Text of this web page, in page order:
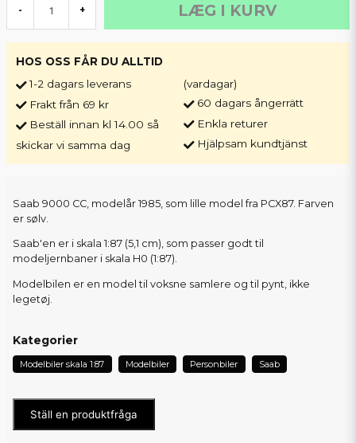
- + LÆG I KURV
HOS OSS FÅR DU ALLTID
1-2 dagars leverans
Frakt från 69 kr
Beställ innan kl 14.00 så
skickar vi samma dag
(vardagar)
60 dagars ångerrätt
Enkla returer
Hjälpsam kundtjänst
Saab 9000 CC, modelår 1985, som lille model fra PCX87. Farven
er sølv.
Saab'en er i skala 1:87 (5,1 cm), som passer godt til
modeljernbaner i skala H0 (1:87).
Modelbilen er en model til voksne samlere og til pynt, ikke
legetøj.
Kategorier
Modelbiler skala 1:87 Modelbiler Personbiler Saab
Ställ en produktfråga